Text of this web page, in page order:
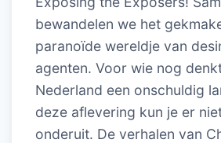
bewandelen we het
paranoïde wereldje van
agenten. Voor wie nog
Nederland een onschuldig
deze aflevering kun je er
onderuit. De verhalen van